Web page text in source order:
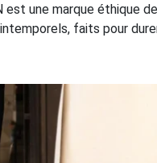
est une marque éthique
faits pour